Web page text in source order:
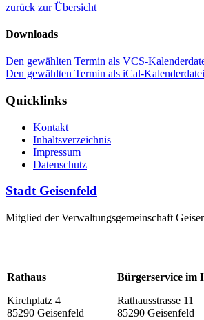
zurück zur Übersicht
Downloads
Den gewählten Termin als VCS-
Den gewählten Termin als iCal-
Quicklinks
Kontakt
Inhaltsverzeichnis
Impressum
Datenschutz
Stadt Geisenfeld
Mitglied der Verwaltungsgemeinschaft
Rathaus
Kirchplatz 4
85290 Geisenfeld
Bürgerservice im
Rathausstrasse 11
85290 Geisenfeld